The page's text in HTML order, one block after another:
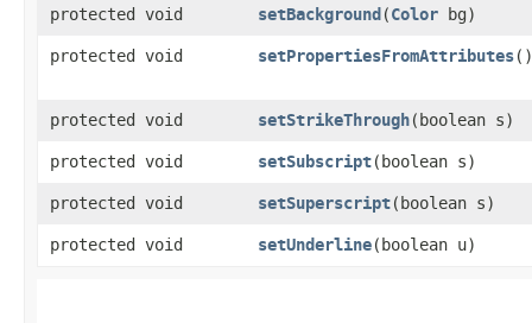
protected void setBackground ​(Color bg)
protected void setPropertiesFromAttributes()
protected void setStrikeThrough​(boolean s)
protected void setSubscript​(boolean s)
protected void setSuperscript​(boolean s)
protected void setUnderline​(boolean u)